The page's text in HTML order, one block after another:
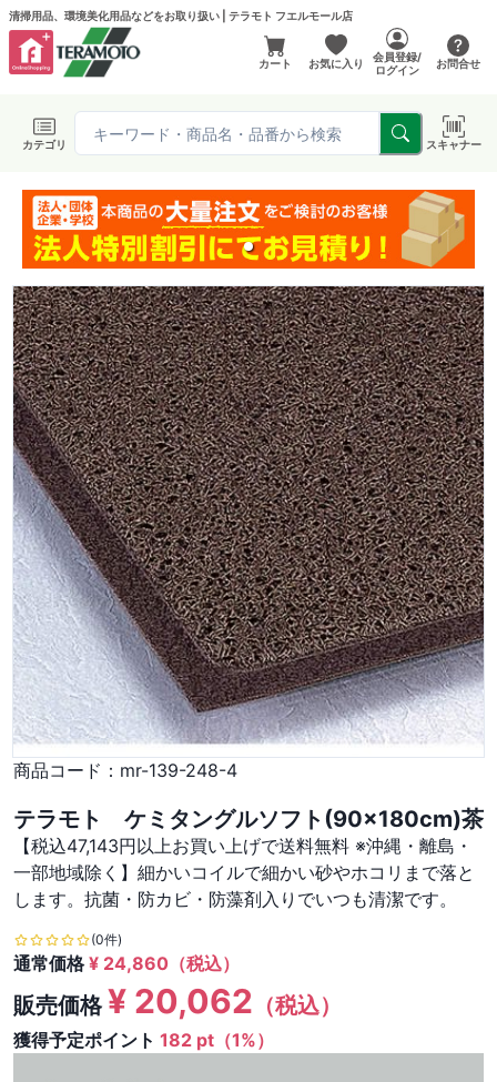
清掃用品、環境美化用品などをお取り扱い | テラモト フエルモール店
カート お気に入り
会員登録/
ログイン
お問合せ
カテゴリ スキャナー
商品コード： mr-139-248-4
テラモト ケミタングルソフト(90×180cm)茶
【税込47,143円以上お買い上げで送料無料 ※沖縄・離島・
一部地域除く】細かいコイルで細かい砂やホコリまで落と
します。抗菌・防カビ・防藻剤入りでいつも清潔です。
(0件)
通常価格¥ 24,860 （税込）
販売価格¥ 20,062 （税込）
獲得予定ポイント 182 pt（1%）